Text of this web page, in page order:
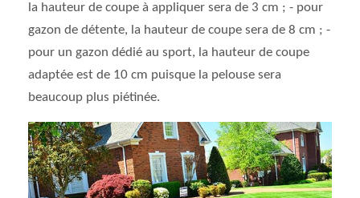
la hauteur de coupe à appliquer sera de 3 cm ; - pour
gazon de détente, la hauteur de coupe sera de 8 cm ; -
pour un gazon dédié au sport, la hauteur de coupe
adaptée est de 10 cm puisque la pelouse sera
beaucoup plus piétinée.